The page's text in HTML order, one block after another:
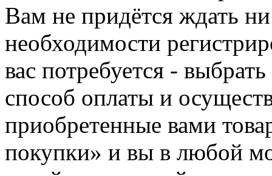
Вам не придётся ждать
необходимости
вас потребуется -
способ оплаты и
приобретенные вами
покупки» и вы в любой